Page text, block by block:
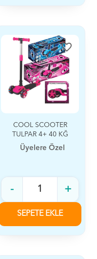
favorite_border
COOL SCOOTER
TULPAR 4+ 40 KĞ
PEMBE
Üyelere Özel
- +
SEPETE EKLE